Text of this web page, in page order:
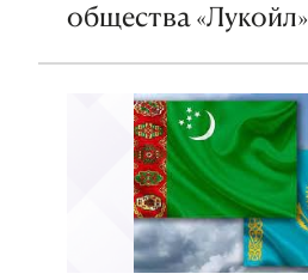
общества «Лукойл»